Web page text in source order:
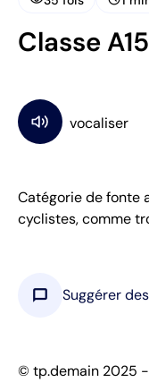
Classe A15
Catégorie de fonte
cyclistes, comme
chat_bubble Suggérer
© tp.demain 2025